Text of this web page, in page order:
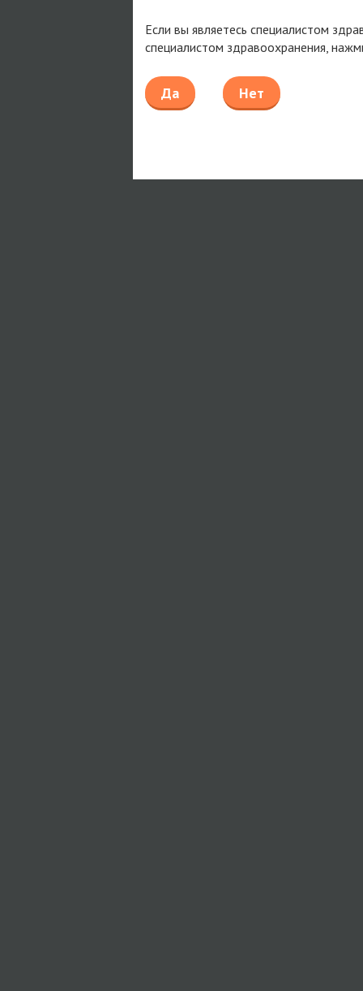
Если вы являетесь специалистом
специалистом здравоохранения,
Да Нет